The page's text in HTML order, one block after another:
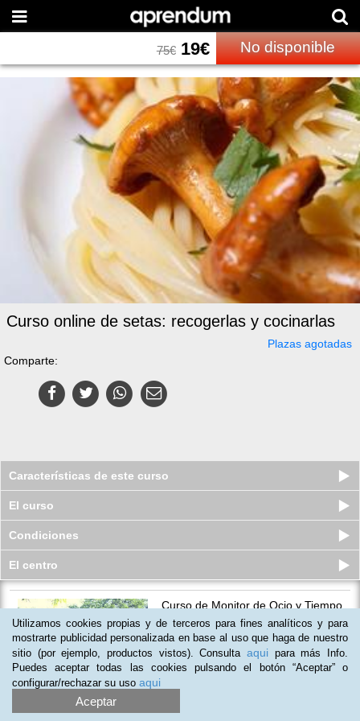
75€19€ No disponible
Curso online de setas: recogerlas y cocinarlas
Plazas agotadas
Comparte:
Características de este curso
El curso
Condiciones
El centro
Curso de Monitor de Ocio y Tiempo
Libre (Diploma Universitario)
Plazas agotadas
€ 59€
(10)
Utilizamos cookies propias y de terceros para fines analíticos y para
mostrarte publicidad personalizada en base al uso que haga de nuestro
sitio (por ejemplo, productos vistos). Consulta aqui para más Info.
Puedes aceptar todas las cookies pulsando el botón “Aceptar” o
configurar/rechazar su uso aqui
Aceptar